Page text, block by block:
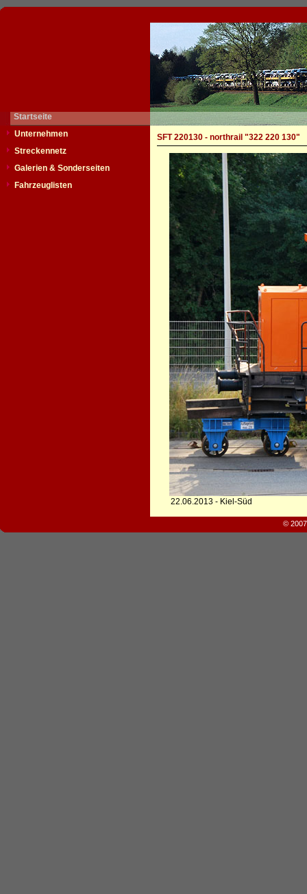
Startseite
Unternehmen
Streckennetz
Galerien & Sonderseiten
Fahrzeuglisten
SFT 220130 - northrail "322 220 130"
22.06.2013 - Kiel-Süd
©